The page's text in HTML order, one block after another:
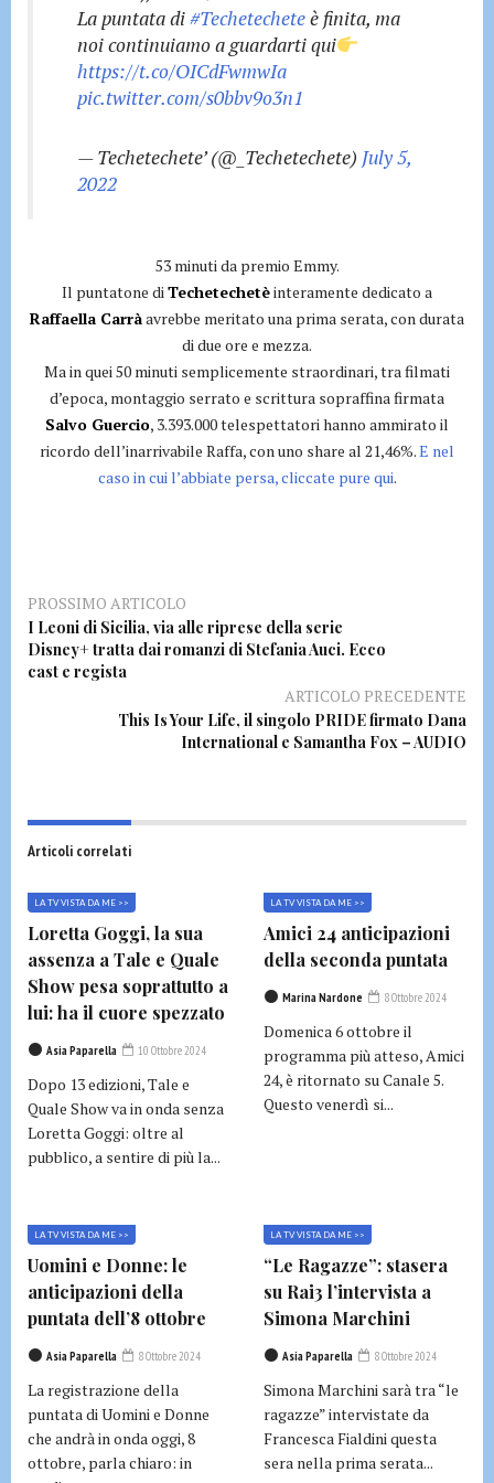
La puntata di#Techetecheteè finita, ma
noi continuiamo a guardarti qui
https://t.co/OICdFwmwIa
pic.twitter.com/s0bbv9o3n1
— Techetechete’ (@_Techetechete) July 5,
2022
53 minuti da premio Emmy.
Il puntatone diTechetechetèinteramente dedicato a
Raffaella Carràavrebbe meritato una prima serata, con durata
di due ore e mezza.
Ma in quei 50 minuti semplicemente straordinari, tra filmati
d’epoca, montaggio serrato e scrittura sopraffina firmata
Salvo Guercio, 3.393.000 telespettatori hanno ammirato il
ricordo dell’inarrivabile Raffa, con uno share al 21,46%.E nel
caso in cui l’abbiate persa, cliccate pure qui.
PROSSIMO ARTICOLO
I Leoni di Sicilia, via alle riprese della serie
Disney+ tratta dai romanzi di Stefania Auci. Ecco
cast e regista
ARTICOLO PRECEDENTE
This Is Your Life, il singolo PRIDE firmato Dana
International e Samantha Fox – AUDIO
Articoli correlati
LA TV VISTA DA ME >>
Loretta Goggi, la sua
assenza a Tale e Quale
Show pesa soprattutto a
lui: ha il cuore spezzato
Asia Paparella 10 Ottobre 2024
Dopo 13 edizioni, Tale e
Quale Show va in onda senza
Loretta Goggi: oltre al
pubblico, a sentire di più la...
LA TV VISTA DA ME >>
Amici 24 anticipazioni
della seconda puntata
Marina Nardone 8 Ottobre 2024
Domenica 6 ottobre il
programma più atteso, Amici
24, è ritornato su Canale 5.
Questo venerdì si...
LA TV VISTA DA ME >>
Uomini e Donne: le
anticipazioni della
puntata dell’8 ottobre
Asia Paparella 8 Ottobre 2024
La registrazione della
puntata di Uomini e Donne
che andrà in onda oggi, 8
ottobre, parla chiaro: in
LA TV VISTA DA ME >>
“Le Ragazze”: stasera
su Rai3 l’intervista a
Simona Marchini
Asia Paparella 8 Ottobre 2024
Simona Marchini sarà tra “le
ragazze” intervistate da
Francesca Fialdini questa
sera nella prima serata...